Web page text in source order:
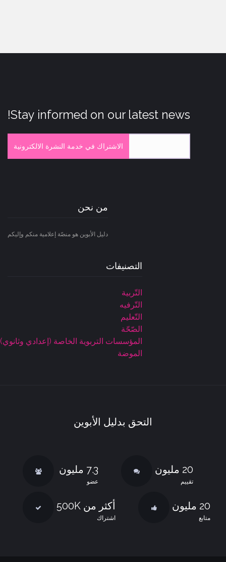
Stay informed on our latest news!
الاشتراك في خدمة النشرة الالكترونية
من نحن
دليل الأبوين هو منصّة إعلامية منكم وإليكم
التصنيفات
التّربية
التّرفيه
التّعليم
الصّحّة
المؤسسات التربوية الخاصة (إعدادي وثانوي)
الموضة
التحق بدليل الأبوين
7.3 مليون
عضو
20 مليون
تقييم
أكثر من 500K
اشتراك
20 مليون
متابع